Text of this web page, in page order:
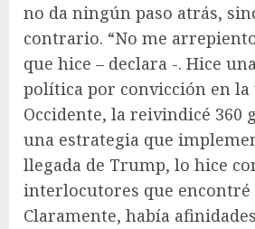
no da ningún paso atrás,
contrario. “No me
que hice – declara -. Hice
política por convicción en la
Occidente, la reivindicé 360
una estrategia que
llegada de Trump, lo hice
interlocutores que encontré
Claramente, había